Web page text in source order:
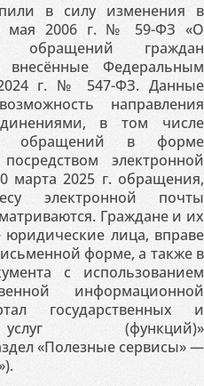
в силу изменения в
мая 2006 г. № 59-ФЗ «О
обращений граждан
внесённые Федеральным
г. № 547-ФЗ. Данные
направления
в том числе
обращений в форме
электронной
марта 2025 г. обращения,
электронной почты
Граждане и их
лица, вправе
форме, а также в
с использованием
информационной
государственных и
(функций)»
«Полезные сервисы» —